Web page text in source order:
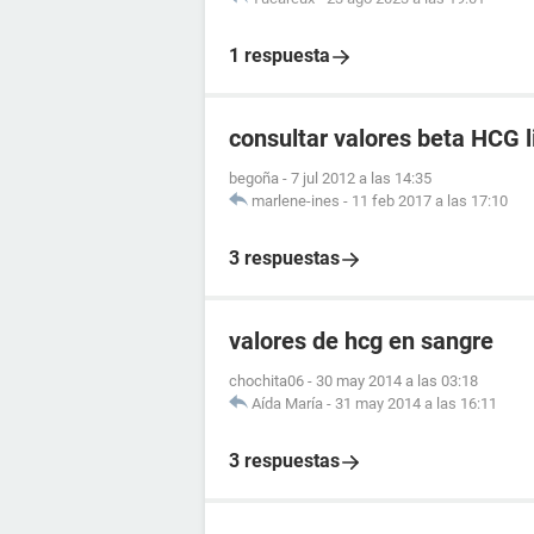
1 respuesta
consultar valores beta HCG
begoña - 7 jul 2012 a las 14:35
marlene-ines - 11 feb 2017 a las 17:10
3 respuestas
valores de hcg en sangre
chochita06 - 30 may 2014 a las 03:18
Aída María - 31 may 2014 a las 16:11
3 respuestas